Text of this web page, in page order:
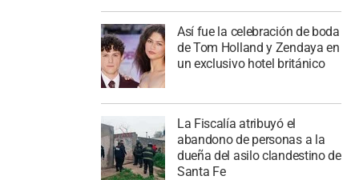
Así fue la celebración de boda
de Tom Holland y Zendaya en
un exclusivo hotel británico
La Fiscalía atribuyó el
abandono de personas a la
dueña del asilo clandestino de
Santa Fe